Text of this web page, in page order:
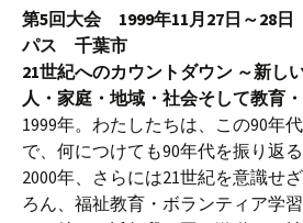
第5回大会 1999年11月27日～28
パス 千葉市
21世紀へのカウントダウン ～新し
人・家庭・地域・社会そして教育
1999年。わたしたちは、この90年
で、何につけても90年代を振り返
2000年、さらには21世紀を意識せ
ろん、福祉教育・ボランティア学